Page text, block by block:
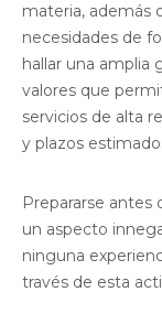
materia, además
necesidades de
hallar una amplia
valores que
servicios de alta
y plazos
Prepararse
un aspecto
ninguna
través de esta